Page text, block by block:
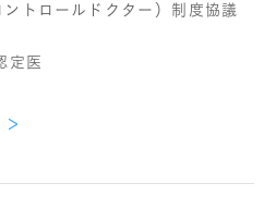
トロールドクター）制度協議
定医